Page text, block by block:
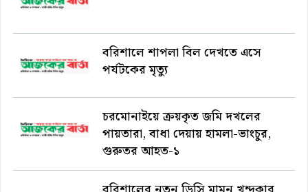
বরিশালে শাপলা বিল দেখতে এসে
পর্যটকের মৃত্যু
চরমোনাইয়ে ক্রয়কৃত জমি দখলের
পায়তারা, বাধা দেয়ায় হামলা-ভাংচুর,
গুরুতর আহত-১